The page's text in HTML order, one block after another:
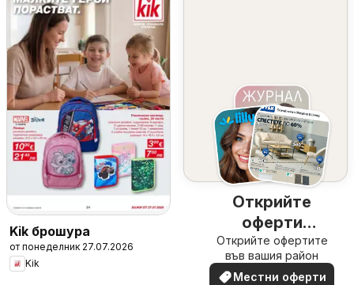
Kik брошура
от понеделник 27.07.2026
Kik
Открийте
оферти
наблизо
Открийте офертите
във вашия район
Местни оферти